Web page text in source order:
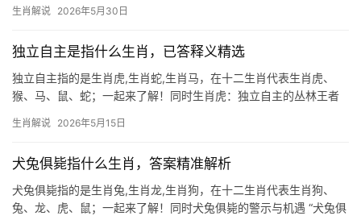
贵人提携，尤其从事金融、物流行业者，可能获极为难得的项目机
生肖解说 2026年5月30日
独立自主是指什么生肖，已答释义精选
独立自主指的是生肖虎,生肖蛇,生肖马，在十二生肖代表生肖虎、
猴、马、鼠、蛇；一起来了解！同时生肖虎：独立自主的丛林王者
气质，行事果敢，不依赖他人，2026年对生肖虎而言极为关键，尤
生肖解说 2026年5月15日
犬兔俱毙指什么生肖，答案精准解析
犬兔俱毙指的是生肖兔,生肖龙,生肖狗，在十二生肖代表生肖狗、
兔、龙、虎、鼠；一起来了解！同时犬兔俱毙的警示与机遇 “犬兔俱